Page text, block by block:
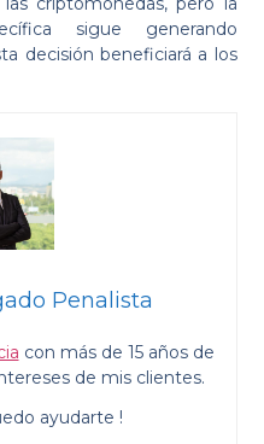
sigue generando
decisión beneficiará a los
Penalista
con más de 15 años de
de mis clientes.
ayudarte !